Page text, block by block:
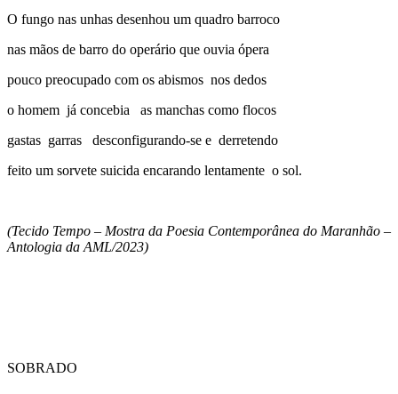
O fungo nas unhas desenhou um quadro barroco
nas mãos de barro do operário que ouvia ópera
pouco preocupado com os abismos nos dedos
o homem já concebia as manchas como flocos
gastas garras desconfigurando-se e derretendo
feito um sorvete suicida encarando lentamente o sol.
(Tecido Tempo – Mostra da Poesia Contemporânea do Maranhão –
Antologia da AML/2023)
SOBRADO